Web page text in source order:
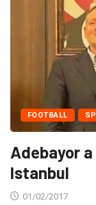
FOOTBALL
Adebayor
Istanbul
01/02/2017